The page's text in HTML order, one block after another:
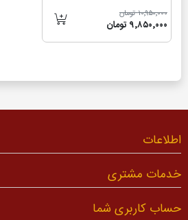
۱۰٬۹۵۰٬۰۰۰ تومان
۹٬۸۵۰٬۰۰۰ تومان
اطلاعات
خدمات مشتری
حساب کاربری شما